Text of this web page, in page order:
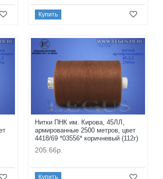
Купить
Нитки ПНК им. Кирова, 45ЛЛ,
армированные 2500 метров, цвет
4418/69 *03556* коричневый (112г)
205.66р.
Купить